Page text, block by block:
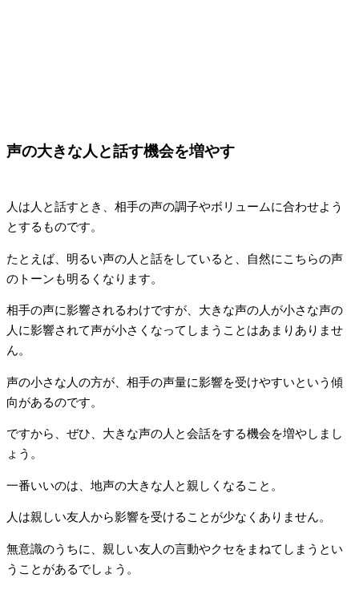
声の大きな人と話す機会を増やす
人は人と話すとき、相手の声の調子やボリュームに合わせよう
とするものです。
たとえば、明るい声の人と話をしていると、自然にこちらの声
のトーンも明るくなります。
相手の声に影響されるわけですが、大きな声の人が小さな声の
人に影響されて声が小さくなってしまうことはあまりありませ
ん。
声の小さな人の方が、相手の声量に影響を受けやすいという傾
向があるのです。
ですから、ぜひ、大きな声の人と会話をする機会を増やしまし
ょう。
一番いいのは、地声の大きな人と親しくなること。
人は親しい友人から影響を受けることが少なくありません。
無意識のうちに、親しい友人の言動やクセをまねてしまうとい
うことがあるでしょう。